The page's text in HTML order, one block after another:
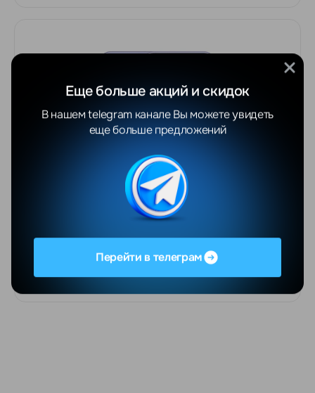
Под заказ
Перейти в телеграм
Еще больше акций и скидок
В нашем telegram канале Вы можете увидеть
еще больше предложений